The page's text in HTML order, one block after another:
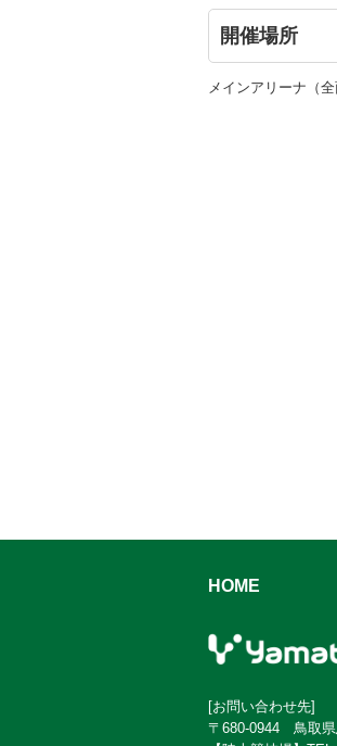
開催場所
メインアリーナ（全
HOME
[お問い合わせ先]
〒680-0944 鳥取県